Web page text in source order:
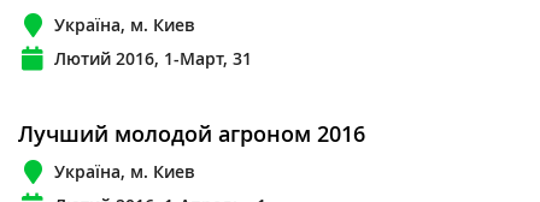
Україна, м. Киев
Лютий 2016, 1-Март, 31
Лучший молодой агроном 2016
Україна, м. Киев